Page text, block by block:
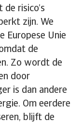
risico’s
zijn. We
Europese Unie
de
Zo wordt de
door
is dan andere
Om eerdere
blijft de